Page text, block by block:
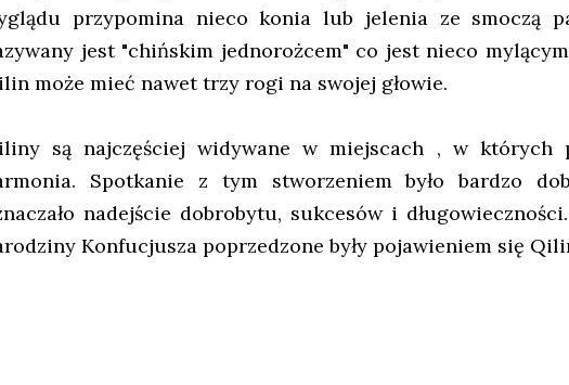
przypomina nieco konia lub jelenia ze smoczą
jest "chińskim jednorożcem" co jest nieco
może mieć nawet trzy rogi na swojej głowie.
są najczęściej widywane w miejscach , w których
Spotkanie z tym stworzeniem było bardzo
nadejście dobrobytu, sukcesów i
Konfucjusza poprzedzone były pojawieniem się